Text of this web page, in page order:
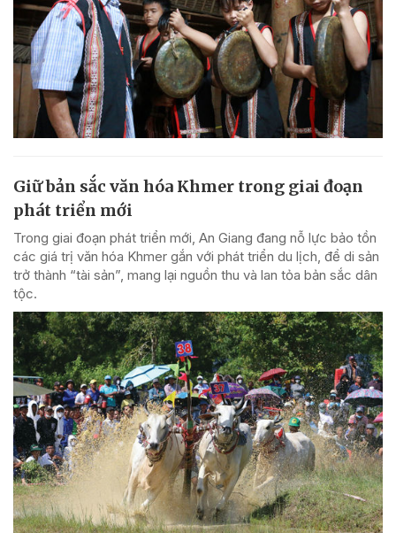
Giữ bản sắc văn hóa Khmer trong giai đoạn
phát triển mới
Trong giai đoạn phát triển mới, An Giang đang nỗ lực bảo tồn
các giá trị văn hóa Khmer gắn với phát triển du lịch, để di sản
trở thành “tài sản”, mang lại nguồn thu và lan tỏa bản sắc dân
tộc.